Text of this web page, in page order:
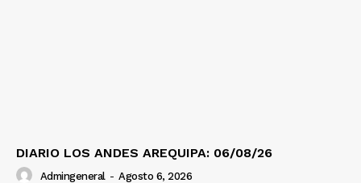
DIARIO LOS ANDES AREQUIPA: 06/08/26
Admingeneral - Agosto 6, 2026